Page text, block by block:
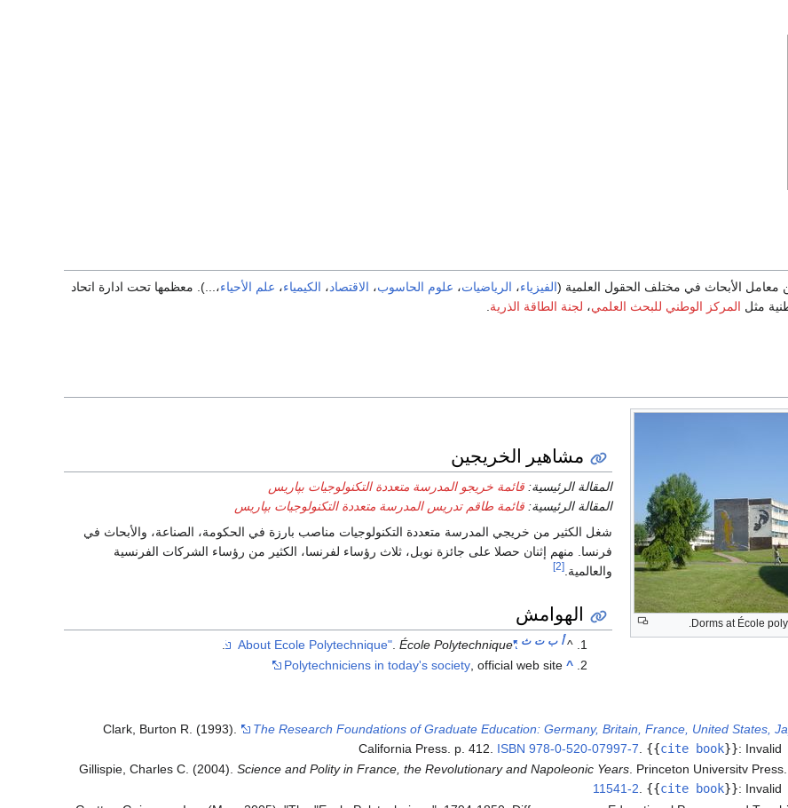
معامل الأبحاث في مختلف الحقول العلمية (الفيزياء، الرياضيات، علوم الحاسوب، الاقتصاد، الكيمياء، علم الأحياء،...). معظمها تحت ادارة اتحاد
مثل المركز الوطني للبحث العلمي، لجنة الطاقة الذرية.
Dorms at École
مشاهير الخريجين
المقالة الرئيسية: قائمة خريجو المدرسة متعددة التكنولوجيات بپاريس
المقالة الرئيسية: قائمة طاقم تدريس المدرسة متعددة التكنولوجيات بپاريس
شغل الكثير من خريجي المدرسة متعددة التكنولوجيات مناصب بارزة في الحكومة، الصناعة، والأبحاث في
فرنسا. منهم إثنان حصلا على جائزة نوبل، ثلاث رؤساء لفرنسا، الكثير من رؤساء الشركات الفرنسية
والعالمية.[2]
الهوامش
^أ ب ت ث "About Ecole Polytechnique"
. École Polytechnique
^
Polytechniciens in today's society, official web site
Clark, Burton R. (1993). The Research Foundations of Graduate Education: Germany, Britain, France, United States,
California Press. p. 412. ISBN 978-0-520-07997-7 {{cite book}}: Invalid
Gillispie, Charles C. (2004). Science and Polity in France, the Revolutionary and Napoleonic Years. Princeton Universitv Press.
11541-2. {{cite book}}: Invalid